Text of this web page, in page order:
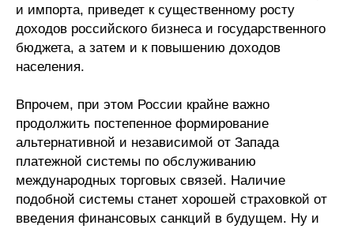
и импорта, приведет к существенному росту
доходов российского бизнеса и государственного
бюджета, а затем и к повышению доходов
населения.
Впрочем, при этом России крайне важно
продолжить постепенное формирование
альтернативной и независимой от Запада
платежной системы по обслуживанию
международных торговых связей. Наличие
подобной системы станет хорошей страховкой от
введения финансовых санкций в будущем. Ну и